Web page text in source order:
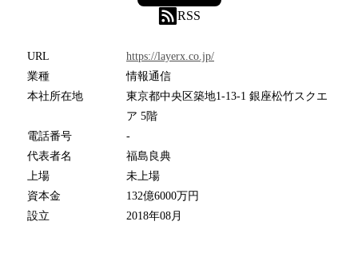
RSS
URL
https://layerx.co.jp/
業種
情報通信
本社所在地
東京都中央区築地1-13-1 銀座松竹スクエ
ア 5階
電話番号
-
代表者名
福島良典
上場
未上場
資本金
132億6000万円
設立
2018年08月